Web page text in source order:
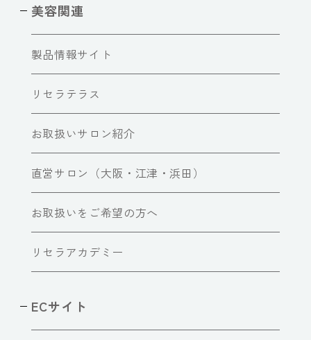
美容関連
製品情報サイト
リセラテラス
お取扱いサロン紹介
直営サロン（大阪・江津・浜田）
お取扱いをご希望の方へ
リセラアカデミー
ECサイト